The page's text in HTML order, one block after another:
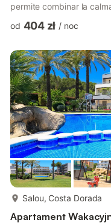
permite combinar la
entre playa, buen clima y
recuerdos inolvidables
alojamiento • 2
od 404 zł / noc
Salou, Costa Dorada
Apartament